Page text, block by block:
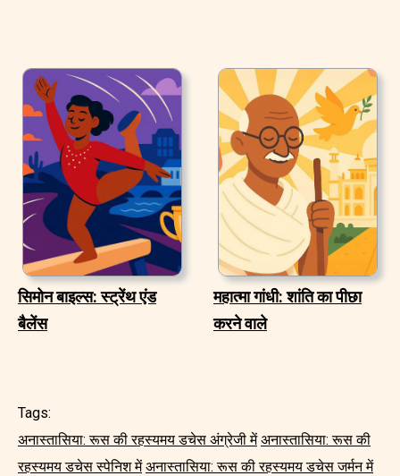
सिमोन बाइल्स: स्ट्रेंथ एंड
बैलेंस
महात्मा गांधी: शांति का पीछा
करने वाले
Tags:
अनास्तासिया: रूस की रहस्यमय डचेस अंग्रेजी में अनास्तासिया: रूस की
रहस्यमय डचेस स्पेनिश में अनास्तासिया: रूस की रहस्यमय डचेस जर्मन में